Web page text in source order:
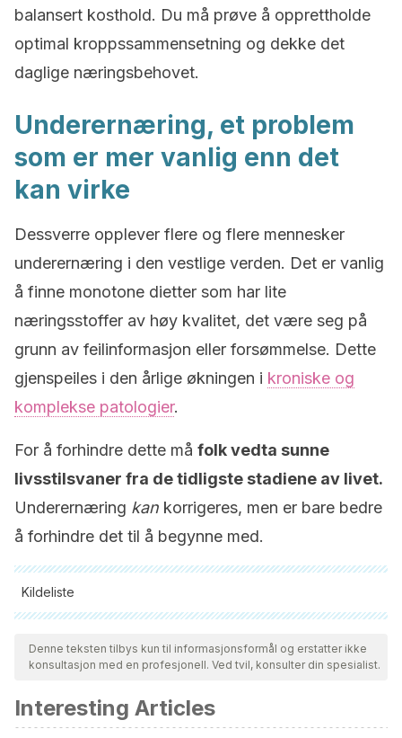
balansert kosthold. Du må prøve å opprettholde
optimal kroppssammensetning og dekke det
daglige næringsbehovet.
Underernæring, et problem
som er mer vanlig enn det
kan virke
Dessverre opplever flere og flere mennesker
underernæring i den vestlige verden. Det er vanlig
å finne monotone dietter som har lite
næringsstoffer av høy kvalitet, det være seg på
grunn av feilinformasjon eller forsømmelse. Dette
gjenspeiles i den årlige økningen i kroniske og
komplekse patologier.
For å forhindre dette må folk vedta sunne
livsstilsvaner fra de tidligste stadiene av livet.
Underernæring kan korrigeres, men er bare bedre
å forhindre det til å begynne med.
Kildeliste
Alle siterte kilder ble grundig gjennomgått av teamet vårt for å
sikre deres kvalitet, pålitelighet, aktualitet og validitet.
Bibliografien i denne artikkelen ble betraktet som pålitelig og
DeLoughery TG. Iron Deficiency Anemia. Med Clin North
Denne teksten tilbys kun til informasjonsformål og erstatter ikke
konsultasjon med en profesjonell. Ved tvil, konsulter din spesialist.
Interesting Articles